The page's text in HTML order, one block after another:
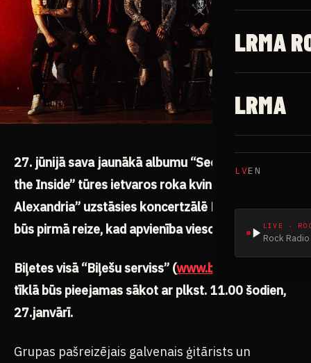
LRMA
LRMA
LVEN
LIVE ·
Rock
27. jūnijā sava jaunākā albumu “See What’s on
the Inside” tūres ietvaros roka kvintets “Asking
Alexandria” uzstāsies koncertzālē Palladium. Tā
būs pirmā reize, kad apvienība viesosies Baltijā.
Biļetes visā “Biļešu serviss” (www.bilesuserviss.lv
tīklā būs pieejamas sākot ar plkst. 11.00 šodien,
27.janvārī.
Grupas pašreizējais galvenais ģitārists un